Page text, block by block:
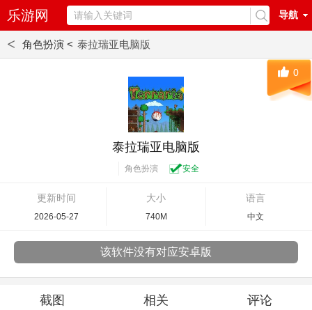
乐游网 导航
< 角色扮演 < 泰拉瑞亚电脑版
泰拉瑞亚电脑版
角色扮演 安全
更新时间
2026-05-27
大小
740M
语言
中文
0
该软件没有对应安卓版
截图 相关 评论